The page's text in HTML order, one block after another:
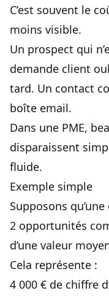
C’est souvent le
moins visible.
Un prospect qui
demande client
tard. Un contact
boîte email.
Dans une PME,
disparaissent
fluide.
Exemple simple
Supposons
2 opportunités
d’une valeur
Cela représente :
4 000 € de chiffre